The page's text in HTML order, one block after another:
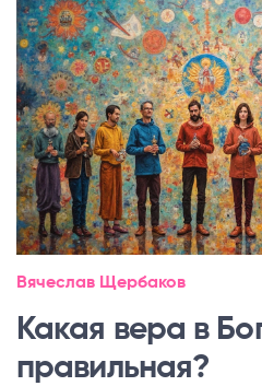
Вячеслав Щербаков
Какая вера в
правильная?